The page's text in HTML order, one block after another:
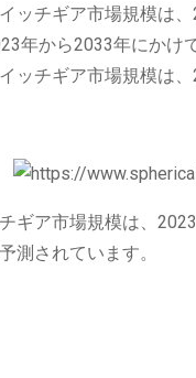
ッチギア市場規模は
年から2033年にかけ
ッチギア市場規模は
ギア市場規模は、
測されています。